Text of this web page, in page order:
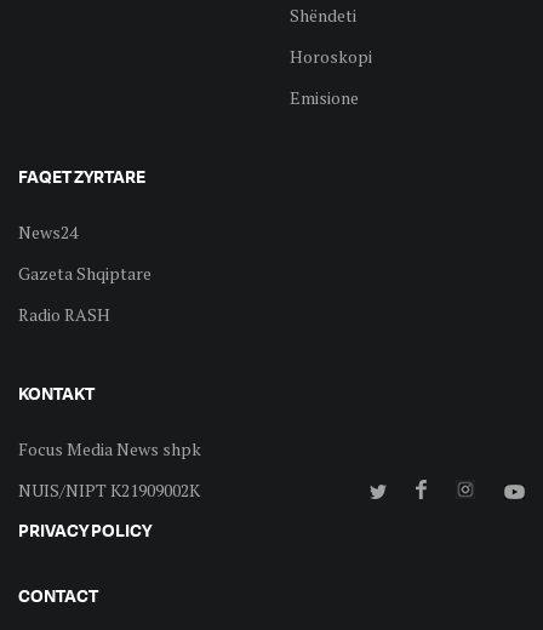
Shëndeti
Horoskopi
Emisione
FAQET ZYRTARE
News24
Gazeta Shqiptare
Radio RASH
KONTAKT
Focus Media News shpk
NUIS/NIPT K21909002K
PRIVACY POLICY
CONTACT